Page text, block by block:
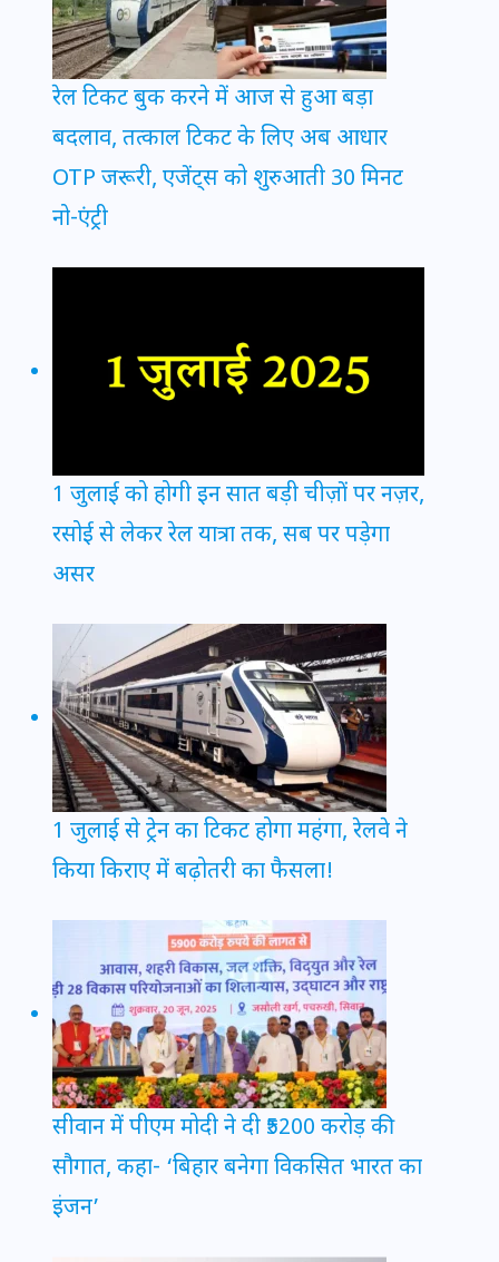
रेल टिकट बुक करने में आज से हुआ बड़ा
बदलाव, तत्काल टिकट के लिए अब आधार
OTP जरूरी, एजेंट्स को शुरुआती 30 मिनट
नो-एंट्री
1 जुलाई को होगी इन सात बड़ी चीज़ों पर नज़र,
रसोई से लेकर रेल यात्रा तक, सब पर पड़ेगा
असर
1 जुलाई से ट्रेन का टिकट होगा महंगा, रेलवे ने
किया किराए में बढ़ोतरी का फैसला!
सीवान में पीएम मोदी ने दी ₹5200 करोड़ की
सौगात, कहा- ‘बिहार बनेगा विकसित भारत का
इंजन’